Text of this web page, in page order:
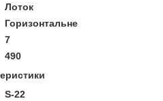
Лоток
Горизонтальне
7
490
S-22